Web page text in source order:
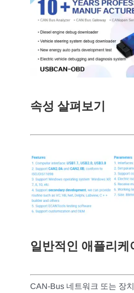
속성 살펴보기
일반적인 애플리케
CAN-Bus 네트워크 또는 장